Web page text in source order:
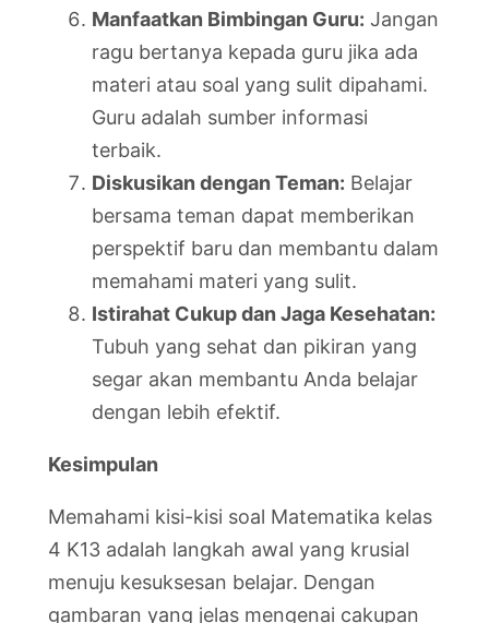
Manfaatkan Bimbingan Guru: Jangan
ragu bertanya kepada guru jika ada
materi atau soal yang sulit dipahami.
Guru adalah sumber informasi
terbaik.
Diskusikan dengan Teman: Belajar
bersama teman dapat memberikan
perspektif baru dan membantu dalam
memahami materi yang sulit.
Istirahat Cukup dan Jaga Kesehatan:
Tubuh yang sehat dan pikiran yang
segar akan membantu Anda belajar
dengan lebih efektif.
Kesimpulan
Memahami kisi-kisi soal Matematika kelas
4 K13 adalah langkah awal yang krusial
menuju kesuksesan belajar. Dengan
gambaran yang jelas mengenai cakupan